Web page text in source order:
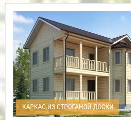
КАРКАС ИЗ СТРОГАНОЙ ДОСКИ